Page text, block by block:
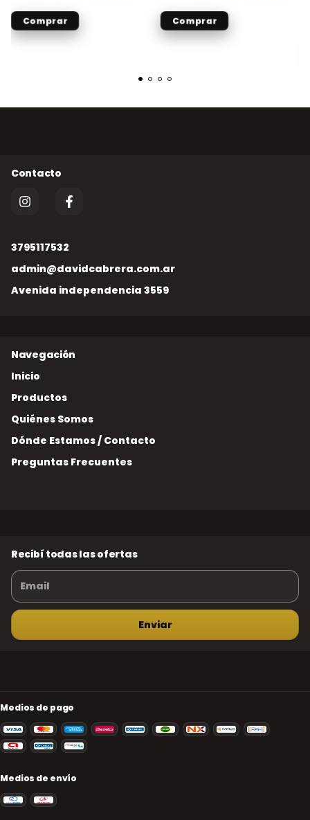
3795117532
admin@davidcabrera.com.ar
Avenida independencia 3559
Inicio
Productos
Quiénes Somos
Dónde Estamos / Contacto
Preguntas Frecuentes
Recibí todas las ofertas
Medios de pago
Medios de envío